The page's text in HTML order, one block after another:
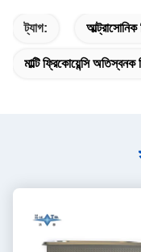
ট্যাগ: আল্ট্রাসোনিক
মাল্টি ফ্রিকোয়েন্সি অতিস্বনক